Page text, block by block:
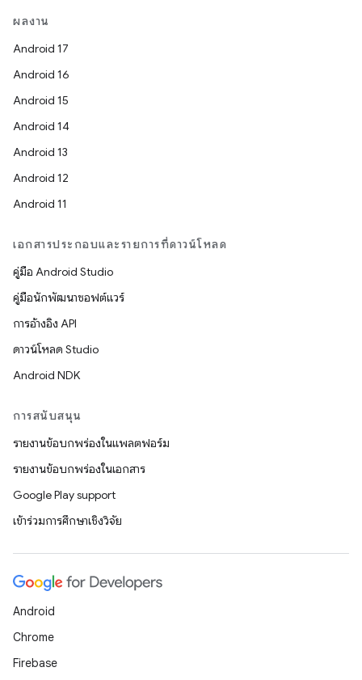
ผลงาน
Android 17
Android 16
Android 15
Android 14
Android 13
Android 12
Android 11
เอกสารประกอบและรายการที่ดาวน์โหลด
คู่มือ Android Studio
คู่มือนักพัฒนาซอฟต์แวร์
การอ้างอิง API
ดาวน์โหลด Studio
Android NDK
การสนับสนุน
รายงานข้อบกพร่องในแพลตฟอร์ม
รายงานข้อบกพร่องในเอกสาร
Google Play support
เข้าร่วมการศึกษาเชิงวิจัย
Android
Chrome
Firebase